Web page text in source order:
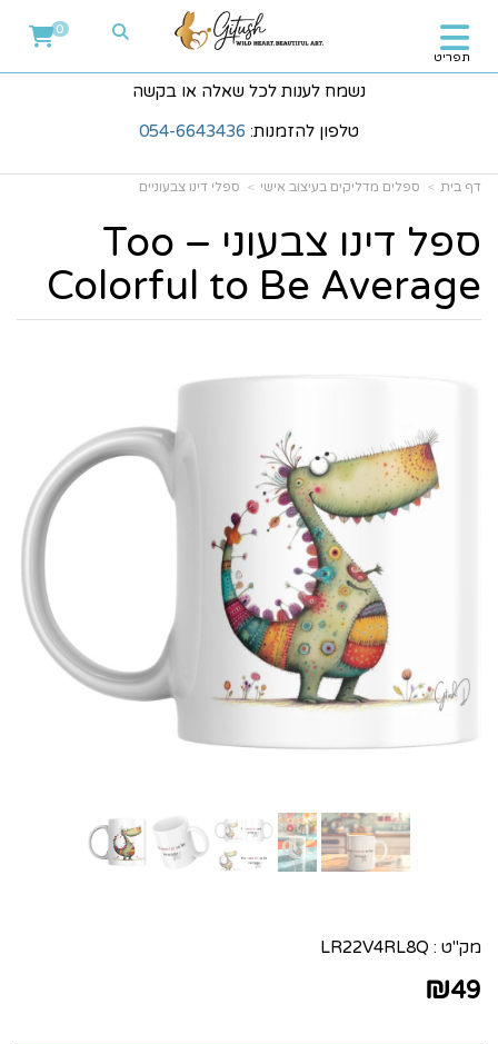
נשמח לענות לכל שאלה או בקשה
טלפון להזמנות: 054-6643436
תפריט
0
דף בית ספלים מדליקים בעיצוב אישי ספלי דינו צבעוניים
ספל דינו צבעוני – Too
Colorful to Be Average
מק"ט : LR22V4RL8Q
₪49